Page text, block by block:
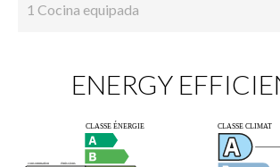
1 Cocina equipada
ENERGY